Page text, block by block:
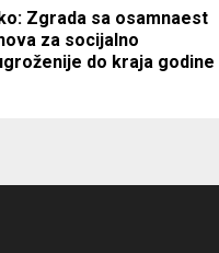
Zgrada sa osamnaest
za socijalno
do kraja godine